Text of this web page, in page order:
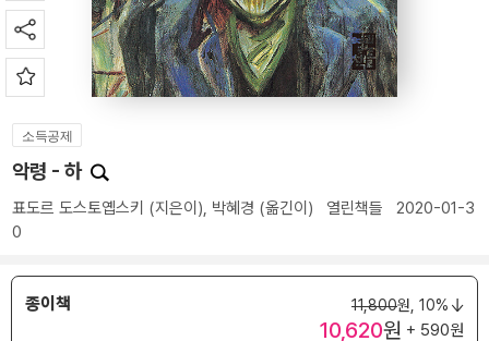
소득공제
악령 - 하
표도르 도스토옙스키 (지은이), 박혜경 (옮긴이) 열린책들 2020-01-3
0
종이책 11,800원, 10%
10,620원 + 590원